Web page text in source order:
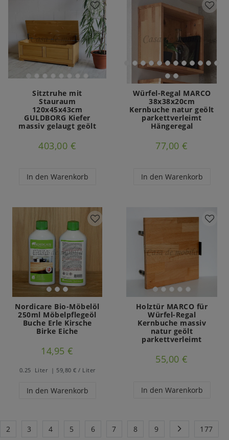
Sitztruhe mit
Stauraum
120x45x43cm
GULDBORG Kiefer
massiv gelaugt geölt
403,00 €
In den Warenkorb
Würfel-Regal MARCO
38x38x20cm
Kernbuche natur geölt
parkettverleimt
Hängeregal
77,00 €
In den Warenkorb
Nordicare Bio-Möbelöl
250ml Möbelpflegeöl
Buche Erle Kirsche
Birke Eiche
14,95 €
0.25 Liter | 59,80 € / Liter
In den Warenkorb
Holztür MARCO für
Würfel-Regal
Kernbuche massiv
natur geölt
parkettverleimt
55,00 €
In den Warenkorb
2 3 4 5 6 7 8 9 177